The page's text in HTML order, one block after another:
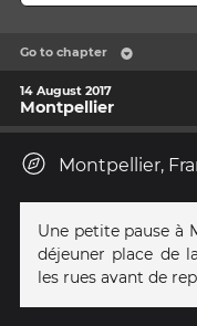
Go to chapter
14 August 2017
Montpellier
Montpellier,
Une petite pause à
déjeuner place de
les rues avant de